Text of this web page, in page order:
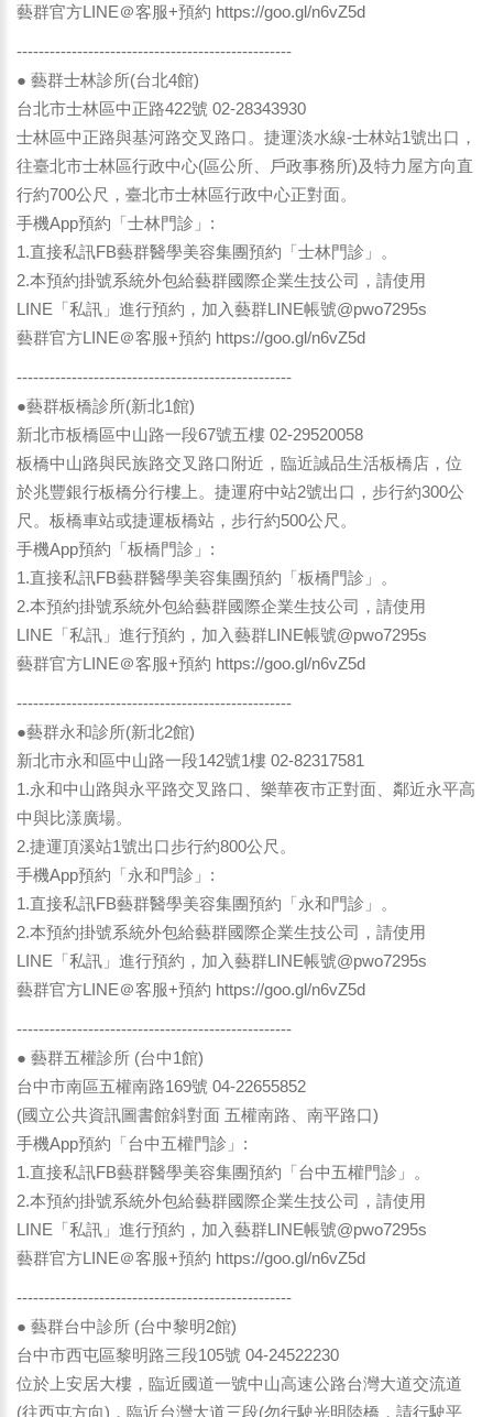
藝群官方LINE＠客服+預約 https://goo.gl/n6vZ5d
--------------------------------------------------
● 藝群士林診所(台北4館)
台北市士林區中正路422號 02-28343930
士林區中正路與基河路交叉路口。捷運淡水線-士林站1號出口，
往臺北市士林區行政中心(區公所、戶政事務所)及特力屋方向直
行約700公尺，臺北市士林區行政中心正對面。
手機App預約「士林門診」:
1.直接私訊FB藝群醫學美容集團預約「士林門診」。
2.本預約掛號系統外包給藝群國際企業生技公司，請使用
LINE「私訊」進行預約，加入藝群LINE帳號@pwo7295s
藝群官方LINE＠客服+預約 https://goo.gl/n6vZ5d
--------------------------------------------------
●藝群板橋診所(新北1館)
新北市板橋區中山路一段67號五樓 02-29520058
板橋中山路與民族路交叉路口附近，臨近誠品生活板橋店，位
於兆豐銀行板橋分行樓上。捷運府中站2號出口，步行約300公
尺。板橋車站或捷運板橋站，步行約500公尺。
手機App預約「板橋門診」:
1.直接私訊FB藝群醫學美容集團預約「板橋門診」。
2.本預約掛號系統外包給藝群國際企業生技公司，請使用
LINE「私訊」進行預約，加入藝群LINE帳號@pwo7295s
藝群官方LINE＠客服+預約 https://goo.gl/n6vZ5d
--------------------------------------------------
●藝群永和診所(新北2館)
新北市永和區中山路一段142號1樓 02-82317581
1.永和中山路與永平路交叉路口、樂華夜市正對面、鄰近永平高
中與比漾廣場。
2.捷運頂溪站1號出口步行約800公尺。
手機App預約「永和門診」:
1.直接私訊FB藝群醫學美容集團預約「永和門診」。
2.本預約掛號系統外包給藝群國際企業生技公司，請使用
LINE「私訊」進行預約，加入藝群LINE帳號@pwo7295s
藝群官方LINE＠客服+預約 https://goo.gl/n6vZ5d
--------------------------------------------------
● 藝群五權診所 (台中1館)
台中市南區五權南路169號 04-22655852
(國立公共資訊圖書館斜對面 五權南路、南平路口)
手機App預約「台中五權門診」:
1.直接私訊FB藝群醫學美容集團預約「台中五權門診」。
2.本預約掛號系統外包給藝群國際企業生技公司，請使用
LINE「私訊」進行預約，加入藝群LINE帳號@pwo7295s
藝群官方LINE＠客服+預約 https://goo.gl/n6vZ5d
--------------------------------------------------
● 藝群台中診所 (台中黎明2館)
台中市西屯區黎明路三段105號 04-24522230
位於上安居大樓，臨近國道一號中山高速公路台灣大道交流道
(往西屯方向)，臨近台灣大道三段(勿行駛光明陸橋，請行駛平